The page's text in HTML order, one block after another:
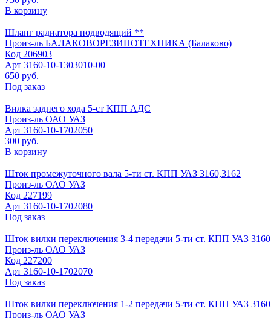
В корзину
Шланг радиатора подводящий **
Произ-ль БАЛАКОВОРЕЗИНОТЕХНИКА (Балаково)
Код 206903
Арт 3160-10-1303010-00
650 руб.
Под заказ
Вилка заднего хода 5-ст КПП АДС
Произ-ль ОАО УАЗ
Арт 3160-10-1702050
300 руб.
В корзину
Шток промежуточного вала 5-ти ст. КПП УАЗ 3160,3162
Произ-ль ОАО УАЗ
Код 227199
Арт 3160-10-1702080
Под заказ
Шток вилки переключения 3-4 передачи 5-ти ст. КПП УАЗ
Произ-ль ОАО УАЗ
Код 227200
Арт 3160-10-1702070
Под заказ
Шток вилки переключения 1-2 передачи 5-ти ст. КПП УАЗ
Произ-ль ОАО УАЗ